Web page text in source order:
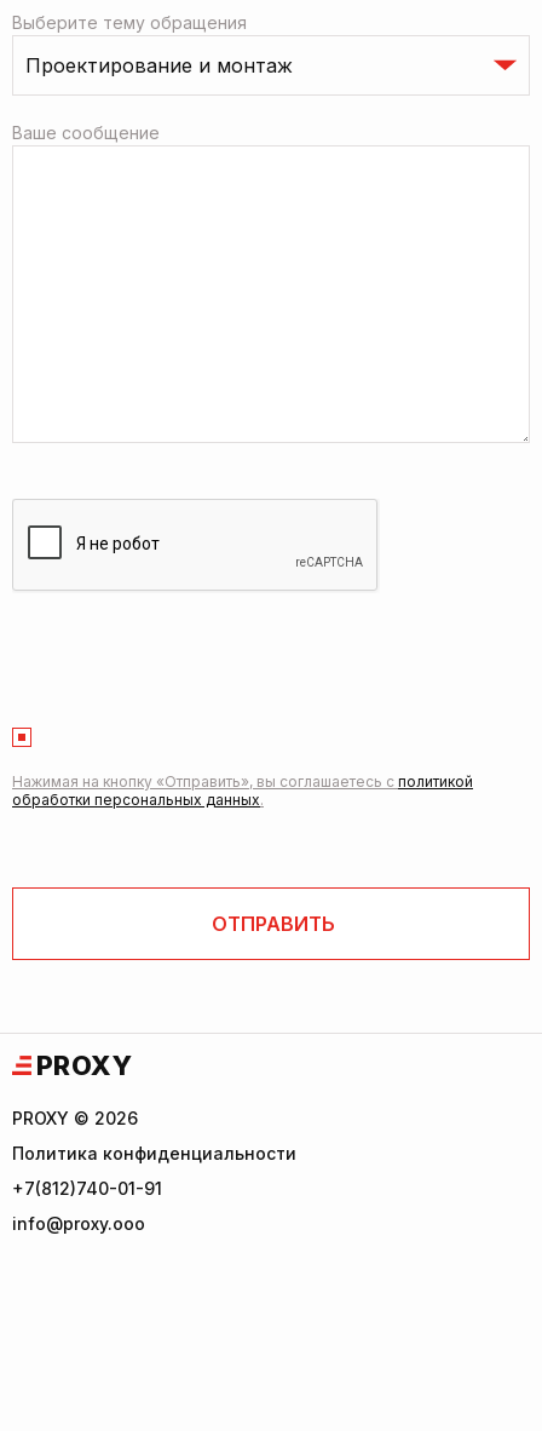
Выберите тему обращения
Ваше сообщение
Нажимая на кнопку «Отправить», вы соглашаетесь с политикой
обработки персональных данных.
PROXY
PROXY © 2026
Политика конфиденциальности
+7(812)740-01-91
info@proxy.ooo